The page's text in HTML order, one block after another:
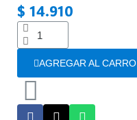
$ 14.910
AGREGAR AL CARRO